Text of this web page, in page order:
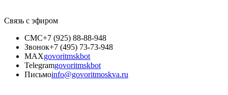
Связь с эфиром
СМС+7 (925) 88-88-948
Звонок+7 (495) 73-73-948
MAXgovoritmskbot
Telegramgovoritmskbot
Письмоinfo@govoritmoskva.ru